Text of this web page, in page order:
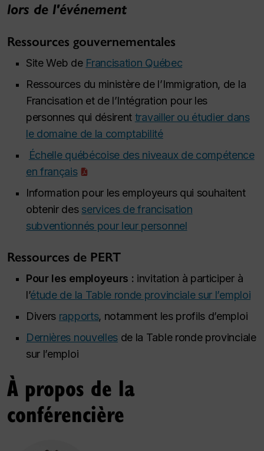
lors de l'événement
Ressources gouvernementales
Site Web de Francisation Québec
Ressources du ministère de l’Immigration, de la
Francisation et de l’Intégration pour les
personnes qui désirent travailler ou étudier dans
le domaine de la comptabilité
Échelle québécoise des niveaux de compétence
en français
Information pour les employeurs qui souhaitent
obtenir des services de francisation
subventionnés pour leur personnel
Ressources de PERT
Pour les employeurs : invitation à participer à
l’étude de la Table ronde provinciale sur l’emploi
Divers rapports, notamment les profils d’emploi
Dernières nouvelles de la Table ronde provinciale
sur l’emploi
À propos de la
conférencière